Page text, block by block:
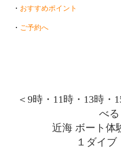
・ おすすめポイント
・ ご予約へ
＜9時・11時・13時・
べる
近海 ボート体
１ダイブ